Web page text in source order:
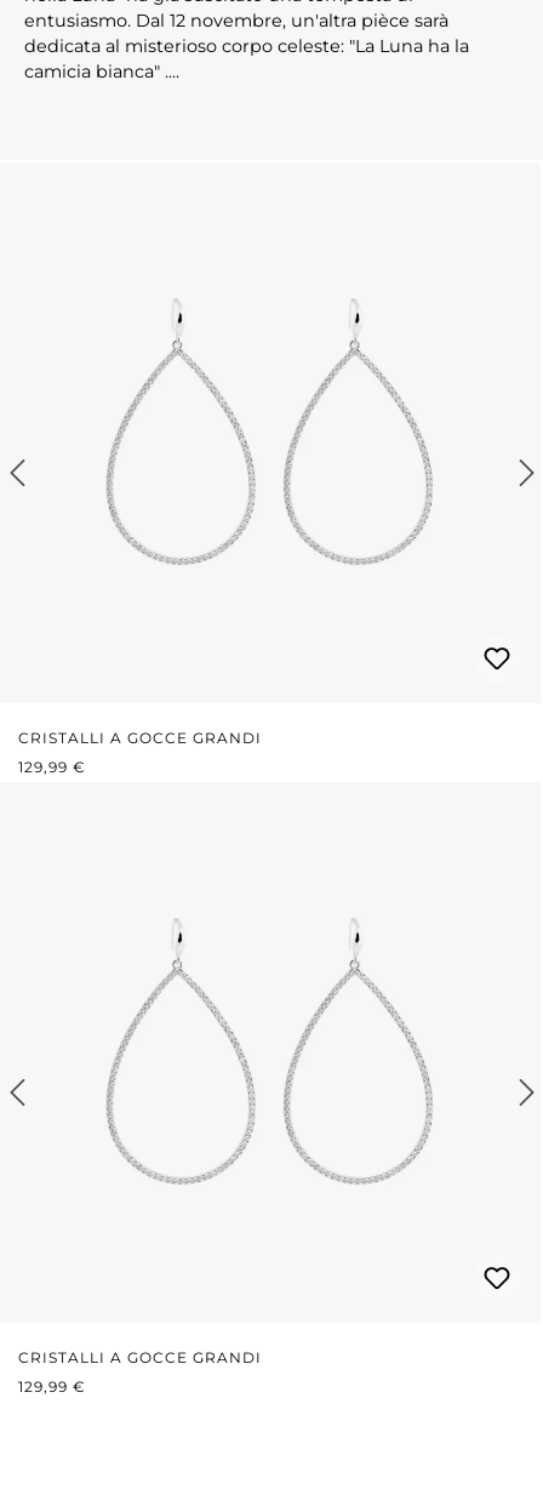
entusiasmo. Dal 12 novembre, un'altra pièce sarà
dedicata al misterioso corpo celeste: "La Luna ha la
camicia bianca" ....
CRISTALLI A GOCCE GRANDI
PREZZO NORMALE:
129,99 €
CRISTALLI A GOCCE GRANDI
PREZZO NORMALE:
129,99 €